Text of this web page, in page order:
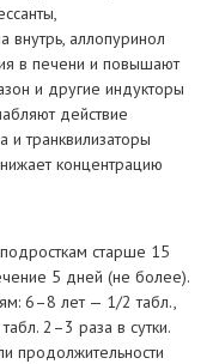
внутрь, аллопуринол
в печени и повышают
и другие индукторы
действие
и транквилизаторы
концентрацию
старше 15
5 дней (не более).
6–8 лет — 1/2 табл.,
2–3 раза в сутки.
продолжительности